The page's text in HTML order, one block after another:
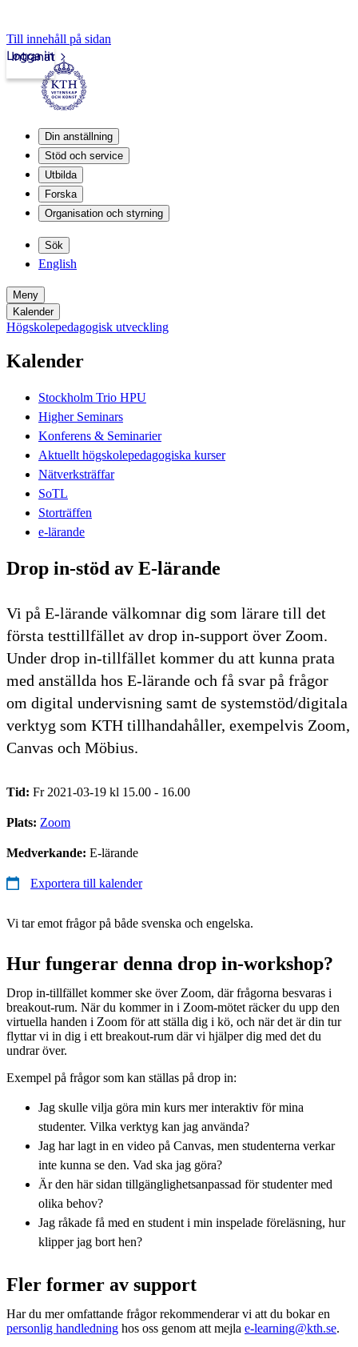
Till innehåll på sidan
Intranät
Logga in
Din anställning
Stöd och service
Utbilda
Forska
Organisation och styrning
Sök
English
Meny
Kalender
Högskolepedagogisk utveckling
Kalender
Stockholm Trio HPU
Higher Seminars
Konferens & Seminarier
Aktuellt högskolepedagogiska kurser
Nätverksträffar
SoTL
Storträffen
e-lärande
Drop in-stöd av E-lärande
Vi på E-lärande välkomnar dig som lärare till det
första testtillfället av drop in-support över Zoom.
Under drop in-tillfället kommer du att kunna prata
med anställda hos E-lärande och få svar på frågor
om digital undervisning samt de systemstöd/digitala
verktyg som KTH tillhandahåller, exempelvis Zoom,
Canvas och Möbius.
Tid: Fr 2021-03-19 kl 15.00 - 16.00
Plats: Zoom
Medverkande: E-lärande
Exportera till kalender
Vi tar emot frågor på både svenska och engelska.
Hur fungerar denna drop in-workshop?
Drop in-tillfället kommer ske över Zoom, där frågorna besvaras i
breakout-rum. När du kommer in i Zoom-mötet räcker du upp den
virtuella handen i Zoom för att ställa dig i kö, och när det är din tur
flyttar vi in dig i ett breakout-rum där vi hjälper dig med det du
undrar över.
Exempel på frågor som kan ställas på drop in:
Jag skulle vilja göra min kurs mer interaktiv för mina
studenter. Vilka verktyg kan jag använda?
Jag har lagt in en video på Canvas, men studenterna verkar
inte kunna se den. Vad ska jag göra?
Är den här sidan tillgänglighetsanpassad för studenter med
olika behov?
Jag råkade få med en student i min inspelade föreläsning, hur
klipper jag bort hen?
Fler former av support
Har du mer omfattande frågor rekommenderar vi att du bokar en
personlig handledning hos oss genom att mejla e-learning@kth.se.